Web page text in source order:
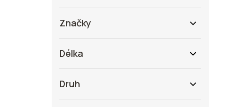
Značky
Délka
Druh